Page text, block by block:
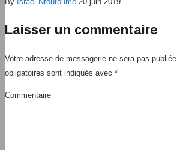
Laisser un commentaire
Votre adresse de messagerie ne sera pas publiée.
obligatoires sont indiqués avec *
Commentaire